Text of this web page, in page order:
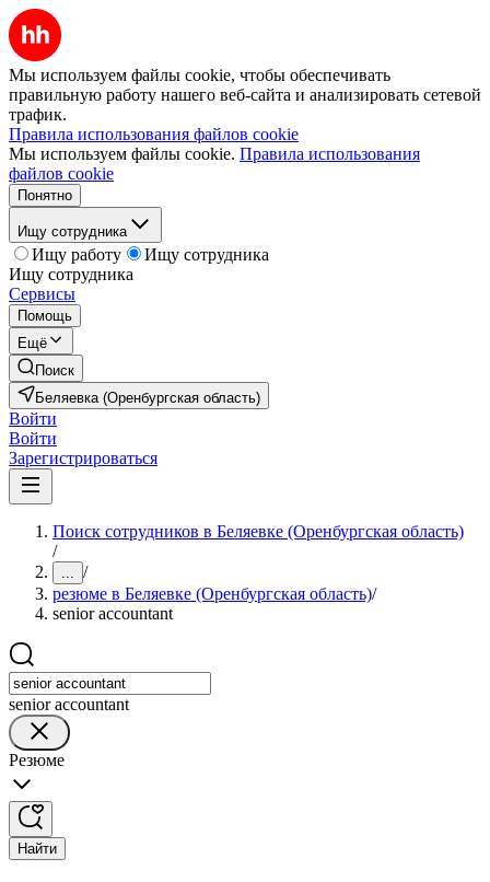
Мы используем файлы cookie, чтобы обеспечивать
правильную работу нашего веб-сайта и анализировать сетевой
трафик.
Правила использования файлов cookie
Мы используем файлы cookie. Правила использования
файлов cookie
Понятно
Ищу сотрудника
Ищу работу
Ищу сотрудника
Ищу сотрудника
Сервисы
Помощь
Ещё
Поиск
Беляевка (Оренбургская область)
Войти
Войти
Зарегистрироваться
Поиск сотрудников в Беляевке (Оренбургская область)
/
... /
резюме в Беляевке (Оренбургская область)/
senior accountant
senior accountant
Резюме
Найти